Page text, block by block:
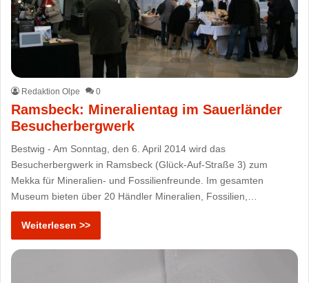
Redaktion Olpe 0
Ramsbeck: Mineralientag im Sauerländer
Besucherbergwerk
Bestwig - Am Sonntag, den 6. April 2014 wird das
Besucherbergwerk in Ramsbeck (Glück-Auf-Straße 3) zum
Mekka für Mineralien- und Fossilienfreunde. Im gesamten
Museum bieten über 20 Händler Mineralien, Fossilien,…
Weiterlesen >>